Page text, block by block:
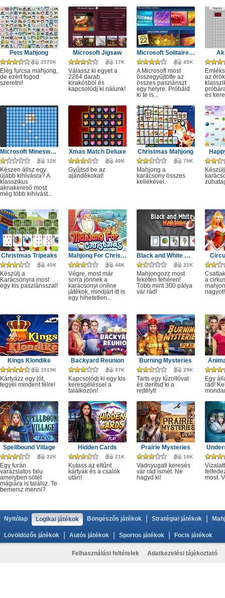
Pets Mahjong
2570K
Elég furcsa mahjong,
de ezért fogod
szeretni!
Microsoft Jigsaw
17K
Válassz ki egyet a
2264 darab
kirakósból és
kapcsolódj ki nálunk!
Microsoft Solitaire Collection
45K
A Microsoft most
összegyűjtötte az
összes pasziánszt
egy helyre. Próbáld
ki te is...
az örök
és
Microsoft Minesweeper
12K
Készen állsz egy
újabb kihívásra? A
klasszikus
aknakereső most
még több kihívást...
Xmas Match Deluxe
40K
Gyűjtsd be az
ajándékokat!
Christmas Mahjong
79K
Mahjong a
karácsony összes
kellékével.
Christmas Tripeaks
40K
Készülj a
Karácsonyra most
egy kis pasziánsszal!
Mahjong For Christmas
44K
Végre, most már
sorra jönnek a
karácsonyi online
játékok, mindjárt itt is
egy hihetetlen...
Black and White Mahjong 3
21K
Mahjongozz most
feketén fehéren!
Több mint 300 pálya
vár rád!
a
nagyot!
Kings Klondike
1519K
Kártyázz egy jót,
tegyél mindent félre!
Backyard Reunion
37K
Kapcsolódj ki egy kis
keresgéléssel a
találkozón!
Burning Mysteries
29K
Tarts egy tűzoltóval
és derítsd ki a
rejtélyt!
Egy
rád!
Spellbound Village
22K
Egy furán
varázslatos falu
amelyben sötét
mágiára is találsz. Te
bemersz menni?
Hidden Cards
21K
Kutass az eltűnt
kártyák és a csalók
után!
Prairie Mysteries
18K
Vadnyugati keresés
vár rád ismét. Ne
hagyd ki!
most.
Nyitólap Logikai játékok Böngészős játékok Stratégiai játékok
Lövöldözős játékok Autós játékok Sportos játékok Focis játékok
Felhasználási feltételek Adatkezelési tájékoztató